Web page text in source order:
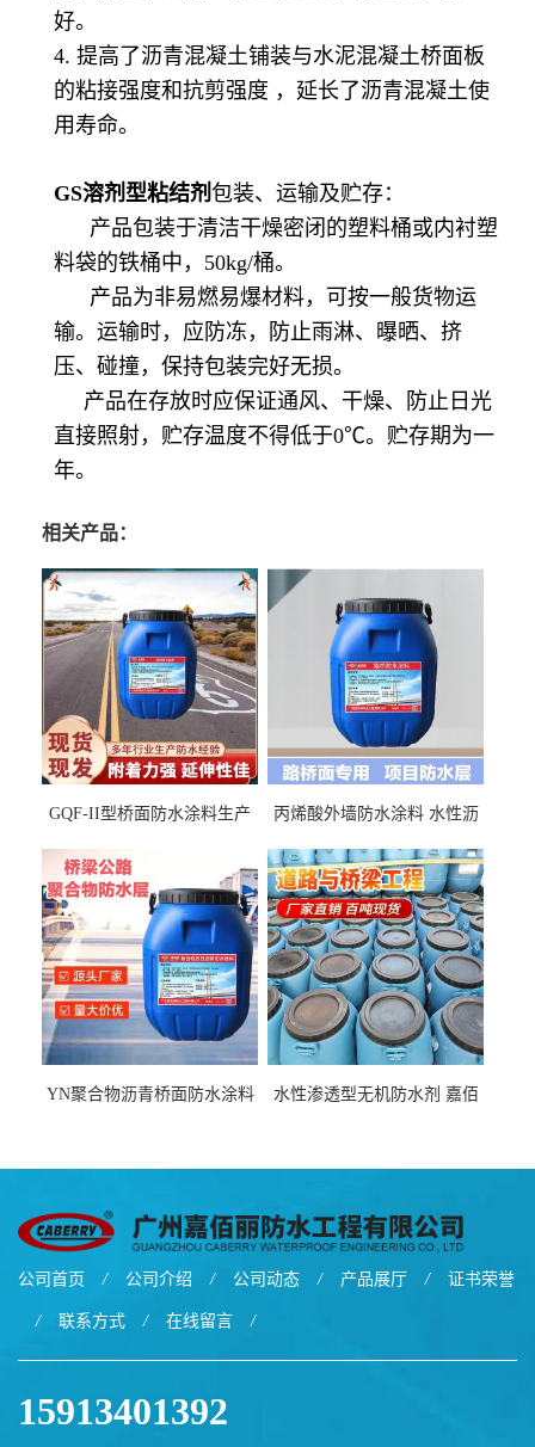
好。
4. 提高了沥青混凝土铺装与水泥混凝土桥面板
的粘接强度和抗剪强度 ，延长了沥青混凝土使
用寿命。
GS溶剂型粘结剂 包装、运输及贮存：
产品包装于清洁干燥密闭的塑料桶或内衬塑
料袋的铁桶中，50kg/桶。
产品为非易燃易爆材料，可按一般货物运
输。运输时，应防冻，防止雨淋、曝晒、挤
压、碰撞，保持包装完好无损。
产品在存放时应保证通风、干燥、防止日光
直接照射，贮存温度不得低于0℃。贮存期为一
年。
相关产品：
GQF-II型桥面防水涂料生产
丙烯酸外墙防水涂料 水性沥
厂家
YN聚合物沥青桥面防水涂料
水性渗透型无机防水剂 嘉佰
公司首页 / 公司介绍 / 公司动态 / 产品展厅 / 证书荣誉
/ 联系方式 / 在线留言 /
15913401392